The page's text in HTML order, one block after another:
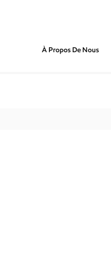
À Propos De Nous